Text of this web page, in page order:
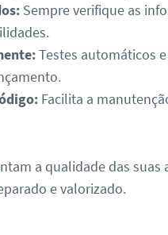
Sempre verifique as
Testes automáticos
Facilita a
a qualidade das
e valorizado.